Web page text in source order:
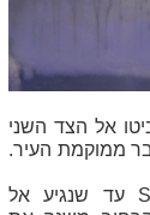
אל הצד השני
ממוקמת העיר.
עד שנגיע אל